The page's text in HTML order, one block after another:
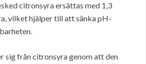
citronsyra ersättas med 1,3
vilket hjälper till att sänka pH-
sig från citronsyra genom att den